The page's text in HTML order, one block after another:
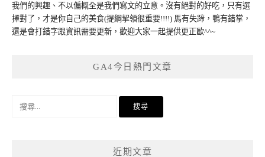
我們的興趣、不以偏概全是我們寫文的立意。沒有絕對的好吃，只有選
擇對了，才是你自己的美食(提綱挈領很重要!!!!) 馬有失蹄，鴨有錯掌，
還是會打錯字跟資訊需要更新，歡迎大家一起提供更正歐^^~
GA4今日熱門文章
近期文章